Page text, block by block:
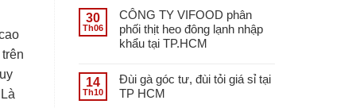
30
Th06
CÔNG TY VIFOOD phân
phối thịt heo đông lạnh nhập
khẩu tại TP.HCM
14
Th10
Đùi gà góc tư, đùi tỏi giá sỉ tại
TP HCM